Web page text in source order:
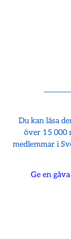
Du kan läsa
över 15 000
medlemmar i
Ge en